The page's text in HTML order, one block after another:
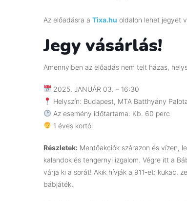
Az előadásra a Tixa.hu oldalon lehet jegyet
Jegy vásárlás!
Amennyiben az előadás nem telt házas,
2025. JANUÁR 03. – 16:30
Helyszín: Budapest, MTA Batthyány
Az esemény időtartama: Kb. 60 perc
1 éves kortól
Részletek: Mentőakciók szárazon és vízen,
kalandok és tengernyi izgalom. Végre itt a
várja ki a sorát! Akik hívják a 911-et: kukac,
bábjáték.